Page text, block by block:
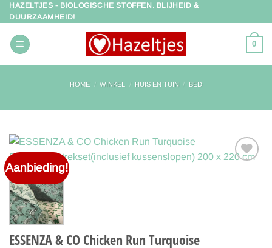
Ga
naar
inhoud
HAZELTJES - BIOLOGISCHE STOFFEN. BLIJHEID &
DUURZAAMHEID!
0
HOME / WINKEL / HUIS EN TUIN / BED
Aanbieding!
ESSENZA & CO Chicken Run Turquoise